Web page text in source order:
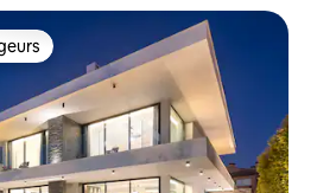
les plus appréciés